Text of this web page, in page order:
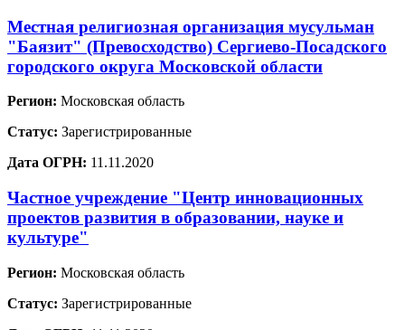
Местная религиозная организация мусульман
"Баязит" (Превосходство) Сергиево-Посадского
городского округа Московской области
Регион: Московская область
Статус: Зарегистрированные
Дата ОГРН: 11.11.2020
Частное учреждение "Центр инновационных
проектов развития в образовании, науке и
культуре"
Регион: Московская область
Статус: Зарегистрированные